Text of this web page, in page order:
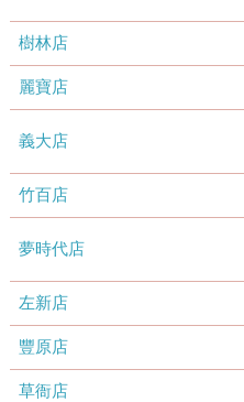
樹林店
麗寶店
義大店
竹百店
夢時代店
左新店
豐原店
草衙店